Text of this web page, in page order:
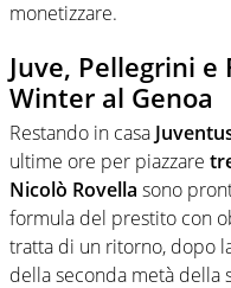
monetizzare.
Juve, Pellegrini e
Winter al Genoa
Restando in casa
ultime ore per piazzare
Nicolò Rovella sono
formula del prestito con
tratta di un ritorno, dopo
della seconda metà della